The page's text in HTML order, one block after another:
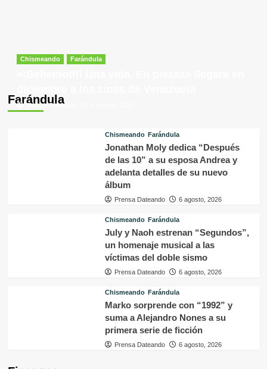
Farándula
Chismeando Farándula
Prensa Dateando
Chismeando Farándula
Jonathan Moly dedica “Después
de las 10” a su esposa Andrea y
adelanta detalles de su nuevo
álbum
Prensa Dateando 6 agosto, 2026
Chismeando Farándula
July y Naoh estrenan “Segundos”,
un homenaje musical a las
víctimas del doble sismo
Prensa Dateando 6 agosto, 2026
Chismeando Farándula
Marko sorprende con “1992” y
suma a Alejandro Nones a su
primera serie de ficción
Prensa Dateando 6 agosto, 2026